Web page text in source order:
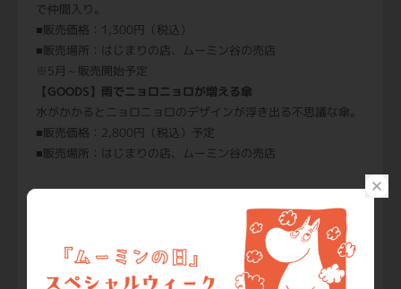
で仲間入り。
■販売価格：1,300円（税込）
■販売場所：はじまりの店、ムーミン谷の売店
※5月～販売開始予定
【GOODS】雨でニョロニョロが増える傘
水がかかるとニョロニョロのデザインが浮き出る不思議な傘。
■販売価格：2,800円（税込）予定
■販売場所：はじまりの店、ムーミン谷の売店
【GOODS】食べられるシャボン玉
遊んで楽しい、食べておいしい不思議なシャボン玉です。
■販売場所：はじまりの店、ムーミン谷の売店